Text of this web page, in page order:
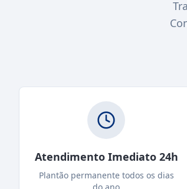
Atendimento Imediato 24h
Plantão permanente todos os dias